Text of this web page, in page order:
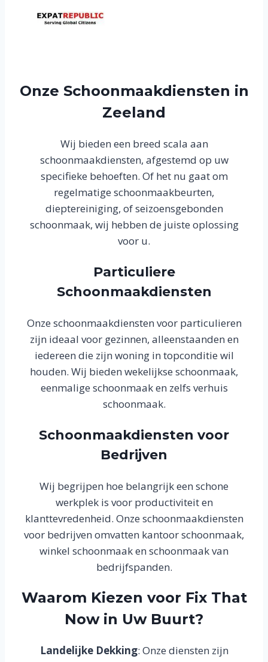
Onze Schoonmaakdiensten in
Zeeland
Wij bieden een breed scala aan
schoonmaakdiensten, afgestemd op uw
specifieke behoeften. Of het nu gaat om
regelmatige schoonmaakbeurten,
dieptereiniging, of seizoensgebonden
schoonmaak, wij hebben de juiste oplossing
voor u.
Particuliere
Schoonmaakdiensten
Onze schoonmaakdiensten voor particulieren
zijn ideaal voor gezinnen, alleenstaanden en
iedereen die zijn woning in topconditie wil
houden. Wij bieden wekelijkse schoonmaak,
eenmalige schoonmaak en zelfs verhuis
schoonmaak.
Schoonmaakdiensten voor
Bedrijven
Wij begrijpen hoe belangrijk een schone
werkplek is voor productiviteit en
klanttevredenheid. Onze schoonmaakdiensten
voor bedrijven omvatten kantoor schoonmaak,
winkel schoonmaak en schoonmaak van
bedrijfspanden.
Waarom Kiezen voor Fix That
Now in Uw Buurt?
Landelijke Dekking: Onze diensten zijn